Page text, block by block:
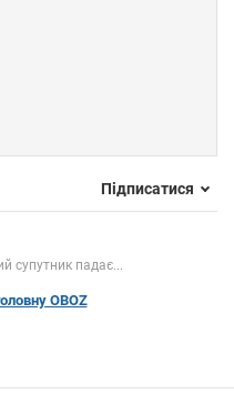
Підписатися
супутник падає...
OBOZ